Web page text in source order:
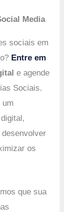
Media
sociais em
Entre em
e agende
Sociais.
um
os
que sua